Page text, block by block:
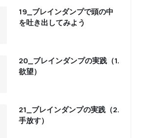
19_ブレインダンプで頭の中
を吐き出してみよう
20_ブレインダンプの実践（1.
欲望）
21_ブレインダンプの実践（2.
手放す）